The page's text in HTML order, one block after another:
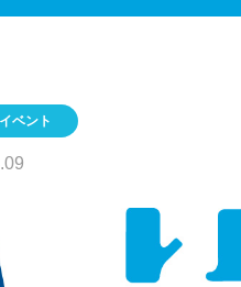
イベント